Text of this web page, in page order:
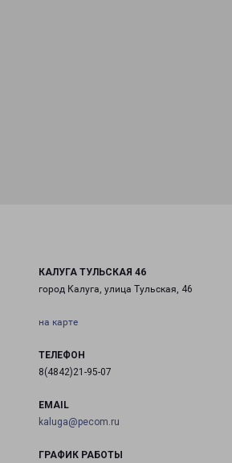
КАЛУГА ТУЛЬСКАЯ 46
город Калуга, улица Тульская, 46
на карте
ТЕЛЕФОН
8(4842)21-95-07
EMAIL
kaluga@pecom.ru
ГРАФИК РАБОТЫ